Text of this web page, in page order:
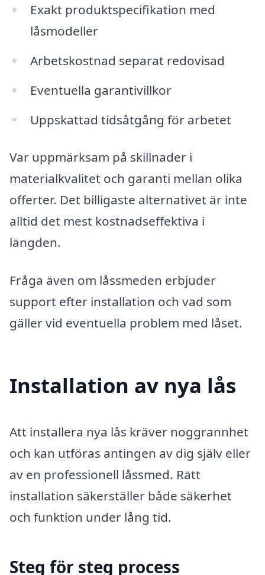
Exakt produktspecifikation med
låsmodeller
Arbetskostnad separat redovisad
Eventuella garantivillkor
Uppskattad tidsåtgång för arbetet
Var uppmärksam på skillnader i
materialkvalitet och garanti mellan olika
offerter. Det billigaste alternativet är inte
alltid det mest kostnadseffektiva i
längden.
Fråga även om låssmeden erbjuder
support efter installation och vad som
gäller vid eventuella problem med låset.
Installation av nya lås
Att installera nya lås kräver noggrannhet
och kan utföras antingen av dig själv eller
av en professionell låssmed. Rätt
installation säkerställer både säkerhet
och funktion under lång tid.
Steg för steg process